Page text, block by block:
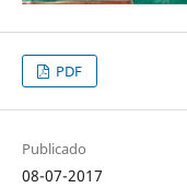
PDF
Publicado
08-07-2017